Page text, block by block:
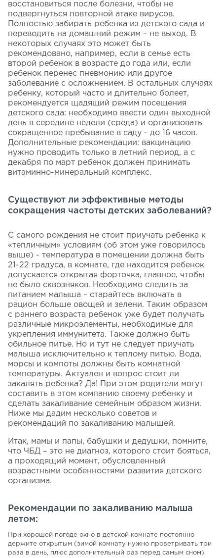
восстановиться после болезни, чтобы не
подвергнуться повторной атаке вирусов.
Полностью забирать ребенка из детского сада и
переводить на домашний режим – не выход. В
некоторых случаях это может быть
рекомендовано, например, если в семье есть
второй ребенок в возрасте до года или, если
ребенок перенес пневмонию или другое
заболевание с осложнением. В остальных случаях
ребенку, который часто и длительно болеет,
рекомендуется щадящий режим посещения
детского сада: необходимо ввести один выходной
день в середине недели (среда) и организовать
сокращенное пребывание в саду - до 16 часов.
Дополнительные рекомендации: вакцинацию
нужно проводить только в летний период, а с
декабря по март ребенок должен принимать
витаминно-минеральный комплекс.
Существуют ли эффективные методы
сокращения частоты детских заболеваний?
С самого рождения не стоит приучать ребенка к
«тепличным» условиям (об этом уже говорилось
выше) - температура в помещении должна быть
21-22 градуса, в комнате, где находится ребенок
допускается открытая форточка, главное, чтобы
не было сквозняков. Необходимо следить за
питанием малыша – старайтесь включать в
рацион больше овощей и зелени. Таким образом
с раннего возраста ребенок уже будет получать
различные микроэлементы, необходимые для
укрепления иммунитета. Также должно быть
обильное питье. Но и тут не следует приучать
малыша исключительно к теплому питью. Вода,
морсы и компоты должны быть комнатной
температуры. Актуален и вопрос стоит ли
закалять ребенка? Да! При этом родители могут
составить в этом компанию своему ребенку и
сделать закаливание семейным образом жизни.
Ниже мы дадим несколько советов и
рекомендаций по закаливанию малышей.
Итак, мамы и папы, бабушки и дедушки, помните,
что ЧБД – это не диагноз, которого стоит бояться,
а проходящий момент, обусловленный
возрастными особенностями развития детского
организма.
Рекомендации по закаливанию малыша
летом:
При хорошей погоде окно в детской комнате постоянно
держите открытым (зимой комнату нужно проветривать три
раза в день, плюс дополнительный раз перед самым сном).